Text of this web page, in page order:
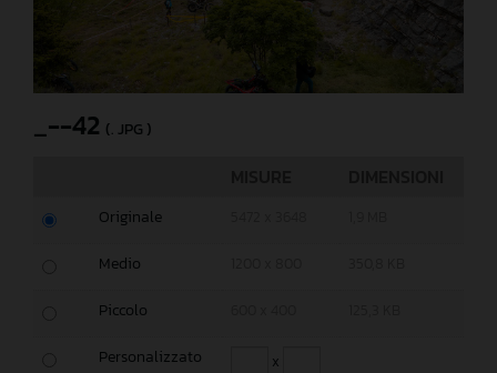
_--42 (. JPG )
Originale
Medio
Piccolo
Personalizzato x